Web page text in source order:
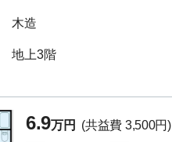
木造
地上3階
6.9万円
(共益費 3,500円)